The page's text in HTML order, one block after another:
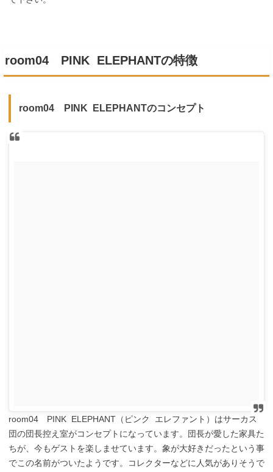
room04 PINK ELEPHANTの特徴
room04 PINK ELEPHANTのコンセプト
room04 PINK ELEPHANT（ピンク エレファント）はサーカス
団の団長控え室がコンセプトになっています。団長が愛した家具た
ちが、今もゲストを楽しませています。象が大好きだったという事
でこの名前がついたようです。コレクターなどに人気がありそうで